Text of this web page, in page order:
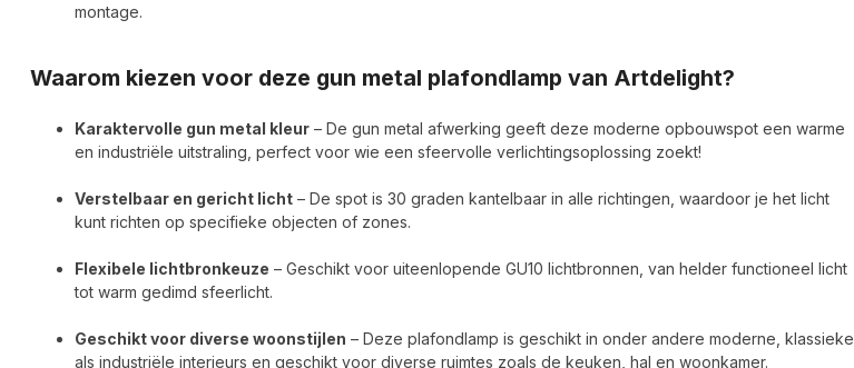
montage.
Waarom kiezen voor deze gun metal plafondlamp van Artdelight?
Karaktervolle gun metal kleur – De gun metal afwerking geeft deze moderne opbouwspot een warme
en industriële uitstraling, perfect voor wie een sfeervolle verlichtingsoplossing zoekt!
Verstelbaar en gericht licht – De spot is 30 graden kantelbaar in alle richtingen, waardoor je het licht
kunt richten op specifieke objecten of zones.
Flexibele lichtbronkeuze – Geschikt voor uiteenlopende GU10 lichtbronnen, van helder functioneel licht
tot warm gedimd sfeerlicht.
Geschikt voor diverse woonstijlen – Deze plafondlamp is geschikt in onder andere moderne, klassieke
als industriële interieurs en geschikt voor diverse ruimtes zoals de keuken, hal en woonkamer.